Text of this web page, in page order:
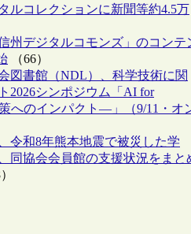
ルコレクションに新聞等約4.5万
州デジタルコモンズ」のコンテ
（66）
図書館（NDL）、科学技術に関
2026シンポジウム「AI for
へのインパクト―」（9/11・オ
令和8年熊本地震で被災した学
同協会会員館の支援状況をまと